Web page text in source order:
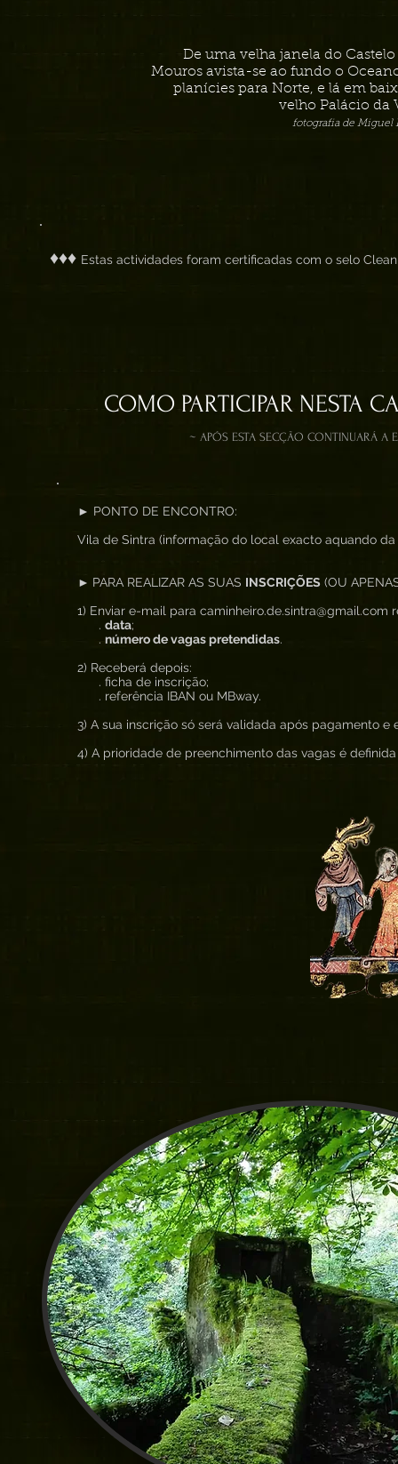
De uma velha janela do Castelo
Mouros avista-se ao fundo o
planícies para Norte, e lá em
velho Palácio da
fotografia de Miguel
♦♦♦ Estas actividades foram certificadas com o selo
COMO PARTICIPAR NESTA
~ APÓS ESTA SECÇÃO CONTINUARÁ A
► PONTO DE ENCONTRO:
Vila de Sintra (informação do local exacto aquando
► PARA REALIZAR AS SUAS INSCRIÇÕES (OU
1) Enviar e-mail para
. data;
. número de vagas pretendidas.
2) Receberá depois:
. ficha de inscrição;
. referência IBAN ou MBway.
3) A sua inscrição só será validada após pagamento
4) A prioridade de preenchimento das vagas é